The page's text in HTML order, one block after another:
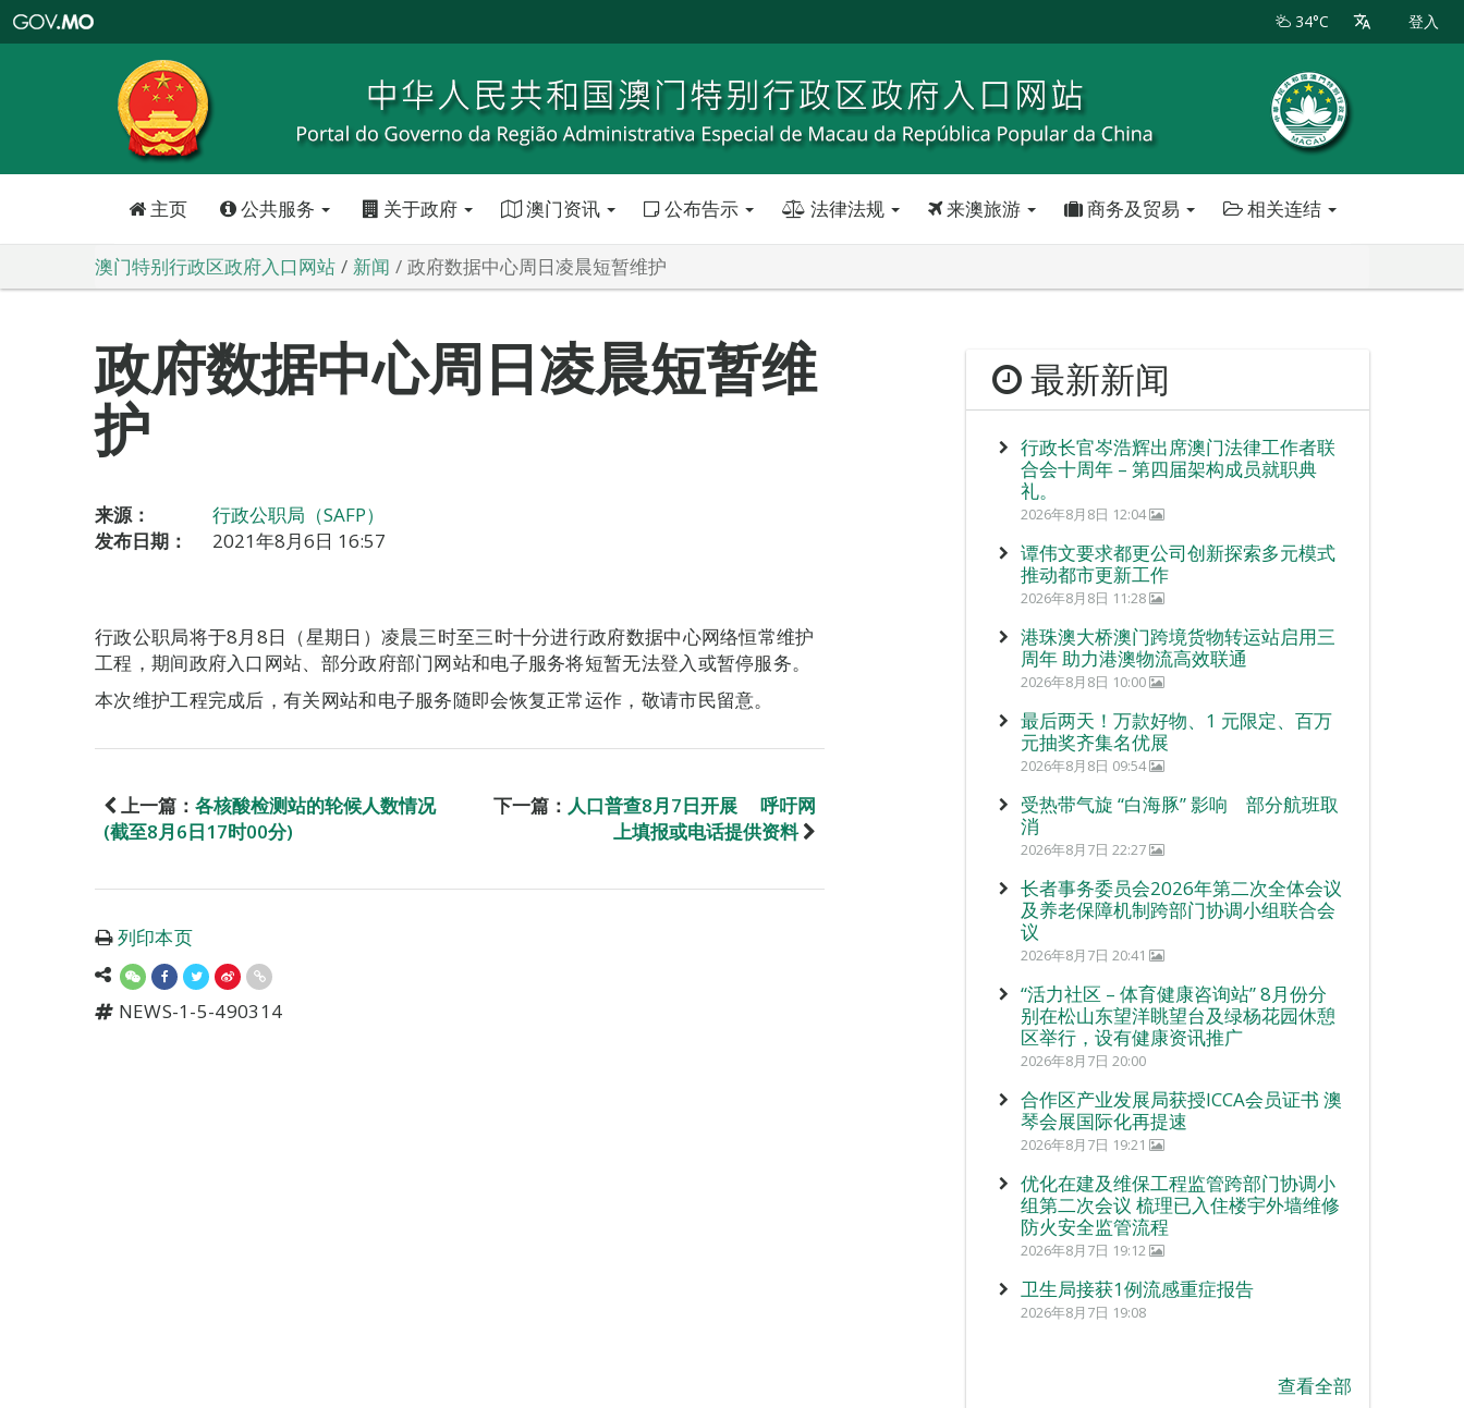
特
政
区
政
口
34°C 登入
主页 公共服务 关于政府 澳门资讯 公布告示 法律法规 来澳旅游 商务及贸易 相关连结
澳门特别行政区政府入口网站 新闻 政府数据中心周日凌晨短暂维护
政府数据中心周日凌晨短暂维
护
来源：
行政公职局（SAFP）
发布日期：
2021年8月6日 16:57
行政公职局将于8月8日（星期日）凌晨三时至三时十分进行政府数据中心网络恒常维护
工程，期间政府入口网站、部分政府部门网站和电子服务将短暂无法登入或暂停服务。
本次维护工程完成后，有关网站和电子服务随即会恢复正常运作，敬请市民留意。
上一篇： 各核酸检测站的轮候人数情况
(截至8月6日17时00分)
下一篇： 人口普查8月7日开展 呼吁网
上填报或电话提供资料
列印本页
NEWS-1-5-490314
最新新闻
行政长官岑浩辉出席澳门法律工作者联
合会十周年 – 第四届架构成员就职典
礼。
2026年8月8日 12:04
谭伟文要求都更公司创新探索多元模式
推动都市更新工作
2026年8月8日 11:28
港珠澳大桥澳门跨境货物转运站启用三
周年 助力港澳物流高效联通
2026年8月8日 10:00
最后两天！万款好物、1 元限定、百万
元抽奖齐集名优展
2026年8月8日 09:54
受热带气旋 “白海豚” 影响 部分航班取
消
2026年8月7日 22:27
长者事务委员会2026年第二次全体会议
及养老保障机制跨部门协调小组联合会
议
2026年8月7日 20:41
“活力社区 – 体育健康咨询站” 8月份分
别在松山东望洋眺望台及绿杨花园休憩
区举行，设有健康资讯推广
2026年8月7日 20:00
合作区产业发展局获授ICCA会员证书 澳
琴会展国际化再提速
2026年8月7日 19:21
优化在建及维保工程监管跨部门协调小
组第二次会议 梳理已入住楼宇外墙维修
防火安全监管流程
2026年8月7日 19:12
卫生局接获1例流感重症报告
2026年8月7日 19:08
查看全部